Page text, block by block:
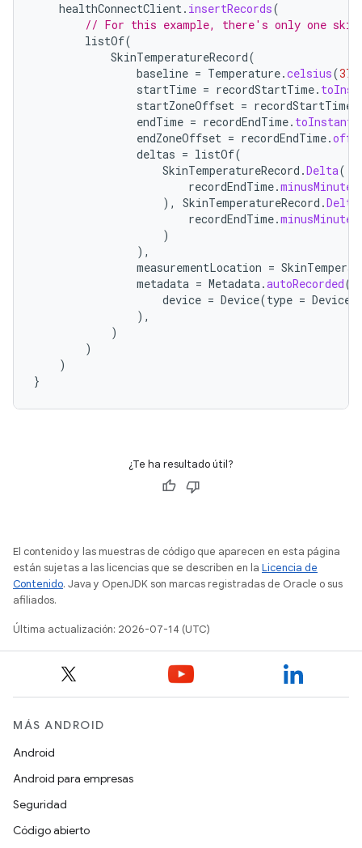
healthConnectClient. insertRecords(
// For this example, there's only one skin
listOf(
SkinTemperatureRecord(
baseline = Temperature.celsius(
startTime = recordStartTime.
startZoneOffset = recordStartTime
endTime = recordEndTime. toInstant
endZoneOffset = recordEndTime.
deltas = listOf(
SkinTemperatureRecord .Delta(
recordEndTime.minusMinutes
),
SkinTemperatureRecord .Delta
recordEndTime.minusMinutes
)
),
measurementLocation =
metadata = Metadata.autoRecorded(
device = Device(type = Device
),
)
)
)
}
¿Te ha resultado útil?
El contenido y las muestras de código que aparecen en esta página
están sujetas a las licencias que se describen en la Licencia de
Contenido. Java y OpenJDK son marcas registradas de Oracle o sus
afiliados.
Última actualización: 2026-07-14 (UTC)
MÁS ANDROID
Android
Android para empresas
Seguridad
Código abierto